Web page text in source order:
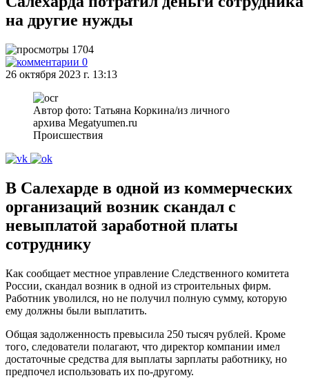
на другие нужды
1704
0
26 октября 2023 г. 13:13
Автор фото: Татьяна Коркина/из личного
архива Megatyumen.ru
Происшествия
В Салехарде в одной из коммерческих
организаций возник скандал с
невыплатой заработной платы
сотруднику
Как сообщает местное управление Следственного комитета
России, скандал возник в одной из строительных фирм.
Работник уволился, но не получил полную сумму, которую
ему должны были выплатить.
Общая задолженность превысила 250 тысяч рублей. Кроме
того, следователи полагают, что директор компании имел
достаточные средства для выплаты зарплаты работнику, но
предпочел использовать их по-другому.